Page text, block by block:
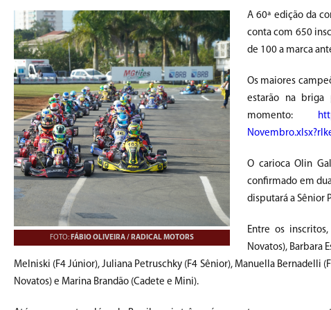
FOTO: FÁBIO OLIVEIRA / RADICAL MOTORS
A 60ª edição da
conta com 650
de 100 a marca
Os maiores
estarão na
momento:
O carioca Olin
confirmado em
disputará a Sênior
Entre os
Novatos), Barbara
Melniski (F4 Júnior), Juliana Petruschky (F4 Sênior), Manuella Bernadelli
Novatos) e Marina Brandão (Cadete e Mini).